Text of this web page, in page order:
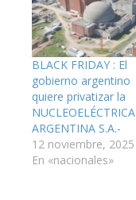
BLACK FRIDAY : El
gobierno argentino
quiere privatizar la
NUCLEOELÉCTRICA
ARGENTINA S.A.-
12 noviembre, 2025
En «nacionales»